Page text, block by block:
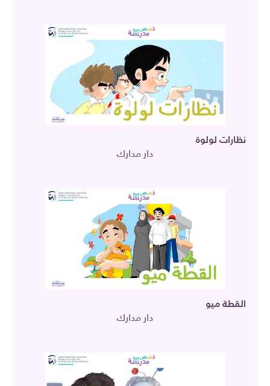
نظارات لولوة
دار مدارك
القطة ميو
دار مدارك